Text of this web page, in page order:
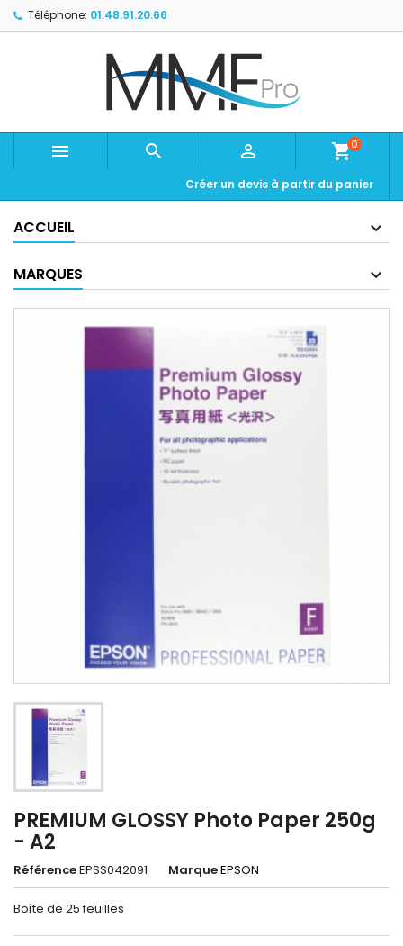
Téléphone: 01.48.91.20.66
   shopping_cart0
Créer un devis à partir du panier
ACCUEIL
MARQUES
PREMIUM GLOSSY Photo Paper 250g
- A2
RéférenceEPSS042091 MarqueEPSON
Boîte de 25 feuilles